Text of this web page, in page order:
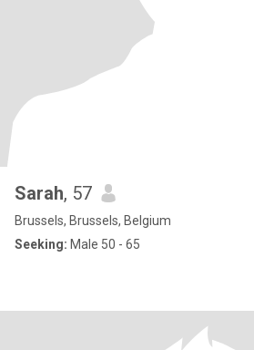
Sarah, 57
Brussels, Brussels, Belgium
Seeking: Male 50 - 65